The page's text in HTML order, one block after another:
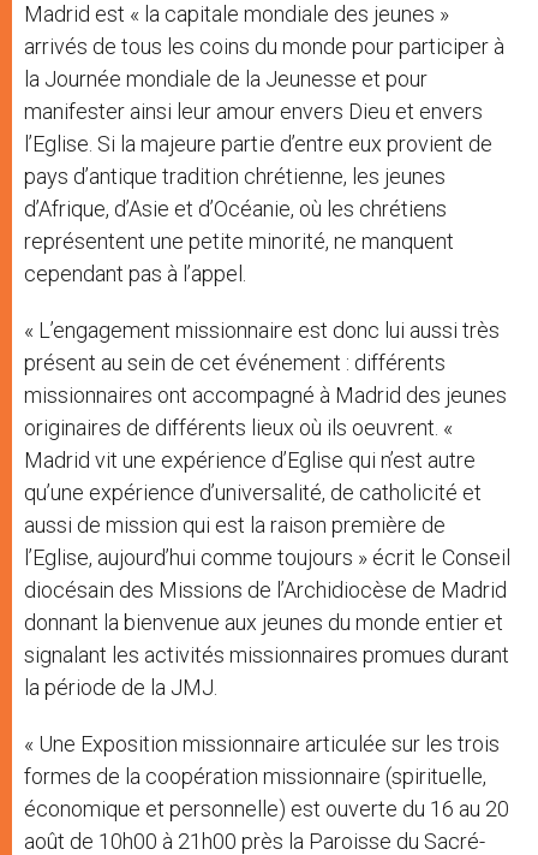
Madrid est « la capitale mondiale des jeunes »
arrivés de tous les coins du monde pour participer à
la Journée mondiale de la Jeunesse et pour
manifester ainsi leur amour envers Dieu et envers
l’Eglise. Si la majeure partie d’entre eux provient de
pays d’antique tradition chrétienne, les jeunes
d’Afrique, d’Asie et d’Océanie, où les chrétiens
représentent une petite minorité, ne manquent
cependant pas à l’appel.
« L’engagement missionnaire est donc lui aussi très
présent au sein de cet événement : différents
missionnaires ont accompagné à Madrid des jeunes
originaires de différents lieux où ils oeuvrent. «
Madrid vit une expérience d’Eglise qui n’est autre
qu’une expérience d’universalité, de catholicité et
aussi de mission qui est la raison première de
l’Eglise, aujourd’hui comme toujours » écrit le Conseil
diocésain des Missions de l’Archidiocèse de Madrid
donnant la bienvenue aux jeunes du monde entier et
signalant les activités missionnaires promues durant
la période de la JMJ.
« Une Exposition missionnaire articulée sur les trois
formes de la coopération missionnaire (spirituelle,
économique et personnelle) est ouverte du 16 au 20
août de 10h00 à 21h00 près la Paroisse du Sacré-